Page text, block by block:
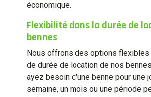
économique.
Flexibilité dans la durée de
bennes
Nous offrons des options flexibles
de durée de location de nos
ayez besoin d'une benne pour une
semaine, un mois ou une période